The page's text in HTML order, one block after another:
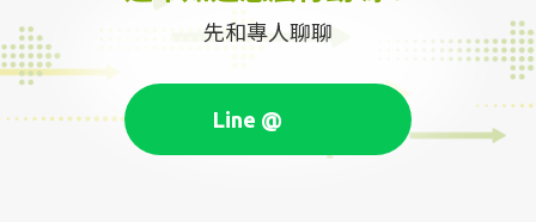
先和專人聊聊